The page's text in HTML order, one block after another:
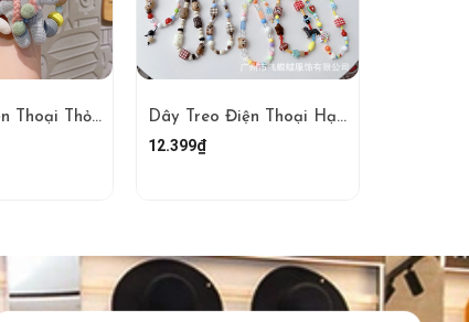
Dây Đeo Điện Thoại Thỏ RCDDT3486 Dây Treo Điện Thoại Hạt RCDDT2575
12.399₫